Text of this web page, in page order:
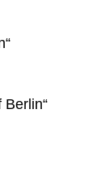
Berlin“